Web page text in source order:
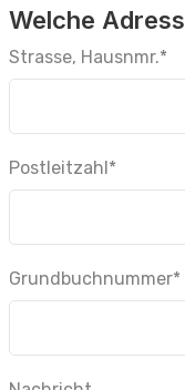
Welche
Strasse, Hausnmr.*
Postleitzahl*
Grundbuchnummer*